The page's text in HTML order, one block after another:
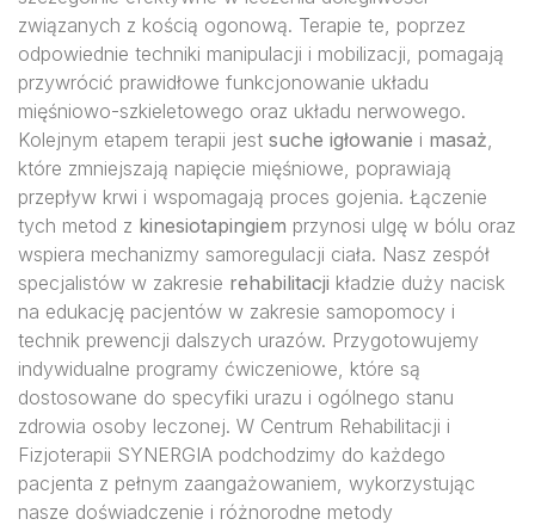
związanych z kością ogonową. Terapie te, poprzez
odpowiednie techniki manipulacji i mobilizacji, pomagają
przywrócić prawidłowe funkcjonowanie układu
mięśniowo-szkieletowego oraz układu nerwowego.
Kolejnym etapem terapii jest suche igłowanie i masaż,
które zmniejszają napięcie mięśniowe, poprawiają
przepływ krwi i wspomagają proces gojenia. Łączenie
tych metod z kinesiotapingiem przynosi ulgę w bólu oraz
wspiera mechanizmy samoregulacji ciała. Nasz zespół
specjalistów w zakresie rehabilitacji kładzie duży nacisk
na edukację pacjentów w zakresie samopomocy i
technik prewencji dalszych urazów. Przygotowujemy
indywidualne programy ćwiczeniowe, które są
dostosowane do specyfiki urazu i ogólnego stanu
zdrowia osoby leczonej. W Centrum Rehabilitacji i
Fizjoterapii SYNERGIA podchodzimy do każdego
pacjenta z pełnym zaangażowaniem, wykorzystując
nasze doświadczenie i różnorodne metody